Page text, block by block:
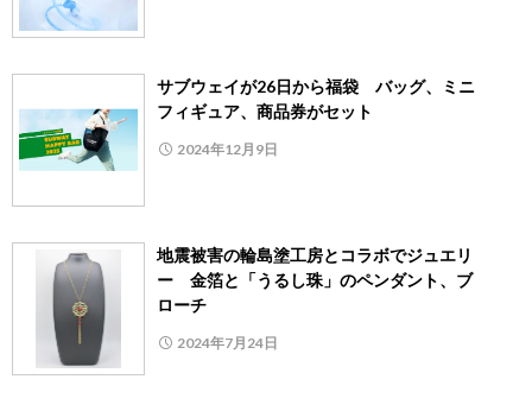
サブウェイが26日から福袋 バッグ、ミニ
フィギュア、商品券がセット
2024年12月9日
地震被害の輪島塗工房とコラボでジュエリ
ー 金箔と「うるし珠」のペンダント、ブ
ローチ
2024年7月24日